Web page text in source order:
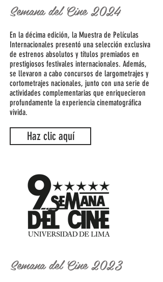
Semana del Cine 2024
En la décima edición, la Muestra de Películas
Internacionales presentó una selección exclusiva
de estrenos absolutos y títulos premiados en
prestigiosos festivales internacionales. Además,
se llevaron a cabo concursos de largometrajes y
cortometrajes nacionales, junto con una serie de
actividades complementarias que enriquecieron
profundamente la experiencia cinematográfica
vivida.
Haz clic aquí
Semana del Cine 2023